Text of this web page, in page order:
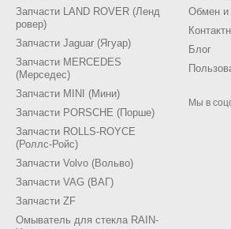
дорогам, такие машины ломаются
Запчасти LAND ROVER (Ленд
ровер)
Запчасти Jaguar (Ягуар)
Запчасти MERCEDES
(Мерседес)
Запчасти MINI (Мини)
Запчасти PORSCHE (Порше)
Запчасти ROLLS-ROYCE
(Роллс-Ройс)
Запчасти Volvo (Вольво)
Запчасти VAG (ВАГ)
Запчасти ZF
Омыватель для стекла RAIN-
Обмен и
Блог
Мы в